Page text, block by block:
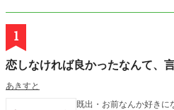
1
恋しなければ良かったなんて、
あきすと
既出・お前なんか好き